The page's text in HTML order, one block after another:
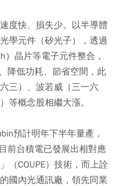
度快、損失少。以半導體
學元件（矽光子），透過
）晶片等電子元件整合，
降低功耗、節省空間，此
三）、波若威（三一六
等概念股相繼大漲。
預計明年下半年量產，
前台積電已發展出相對應
（COUPE）技術，而上詮
國內光通訊廠，領先同業